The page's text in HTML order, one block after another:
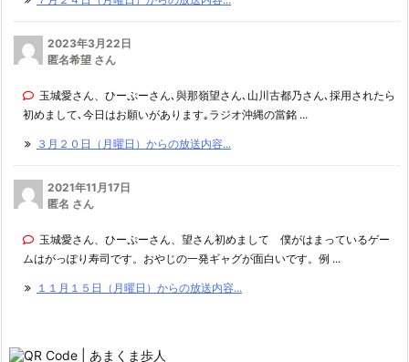
2023年3月22日
匿名希望 さん
玉城愛さん、ひーぷーさん､與那嶺望さん､山川古都乃さん､採用されたら
初めまして､今日はお願いがあります｡ラジオ沖縄の當銘 ...
３月２０日（月曜日）からの放送内容...
2021年11月17日
匿名 さん
玉城愛さん、ひーぷーさん、望さん初めまして 僕がはまっているゲー
ムはがっぽり寿司です。おやじの一発ギャグが面白いです。例 ...
１１月１５日（月曜日）からの放送内容...